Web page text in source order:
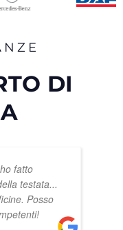
DI
fatto
testata...
Posso